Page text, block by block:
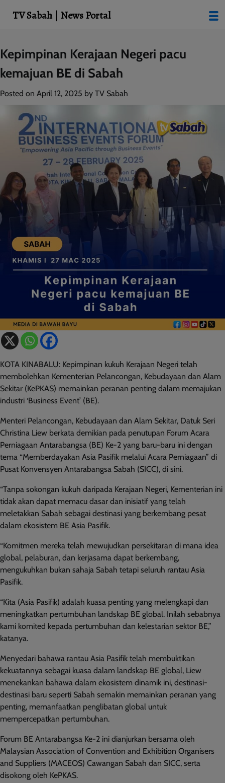
Skip
to
content
Kepimpinan Kerajaan Negeri pacu
kemajuan BE di Sabah
Posted on April 12, 2025 by TV Sabah
KOTA KINABALU: Kepimpinan kukuh Kerajaan Negeri telah
membolehkan Kementerian Pelancongan, Kebudayaan dan Alam
Sekitar (KePKAS) memainkan peranan penting dalam memajukan
industri ‘Business Event’ (BE).
Menteri Pelancongan, Kebudayaan dan Alam Sekitar, Datuk Seri
Christina Liew berkata demikian pada penutupan Forum Acara
Perniagaan Antarabangsa (BE) Ke-2 yang baru-baru ini dengan
tema “Memberdayakan Asia Pasifik melalui Acara Perniagaan” di
Pusat Konvensyen Antarabangsa Sabah (SICC), di sini.
“Tanpa sokongan kukuh daripada Kerajaan Negeri, Kementerian ini
tidak akan dapat memacu dasar dan inisiatif yang telah
meletakkan Sabah sebagai destinasi yang berkembang pesat
dalam ekosistem BE Asia Pasifik.
“Komitmen mereka telah mewujudkan persekitaran di mana idea
global, pelaburan, dan kerjasama dapat berkembang,
mengukuhkan bukan sahaja Sabah tetapi seluruh rantau Asia
Pasifik.
“Kita (Asia Pasifik) adalah kuasa penting yang melengkapi dan
meningkatkan pertumbuhan landskap BE global. Inilah sebabnya
kami komited kepada pertumbuhan dan kelestarian sektor BE,”
katanya.
Menyedari bahawa rantau Asia Pasifik telah membuktikan
kekuatannya sebagai kuasa dalam landskap BE global, Liew
menekankan bahawa dalam ekosistem dinamik ini, destinasi-
destinasi baru seperti Sabah semakin memainkan peranan yang
penting, memanfaatkan penglibatan global untuk
mempercepatkan pertumbuhan.
Forum BE Antarabangsa Ke-2 ini dianjurkan bersama oleh
Malaysian Association of Convention and Exhibition Organisers
and Suppliers (MACEOS) Cawangan Sabah dan SICC, serta
disokong oleh KePKAS.
TV Sabah | News Portal